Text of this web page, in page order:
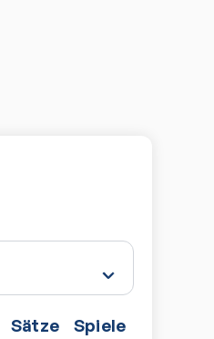
Sätze Spiele